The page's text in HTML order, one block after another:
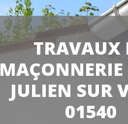
TRAVAUX
JULIEN SUR
01540